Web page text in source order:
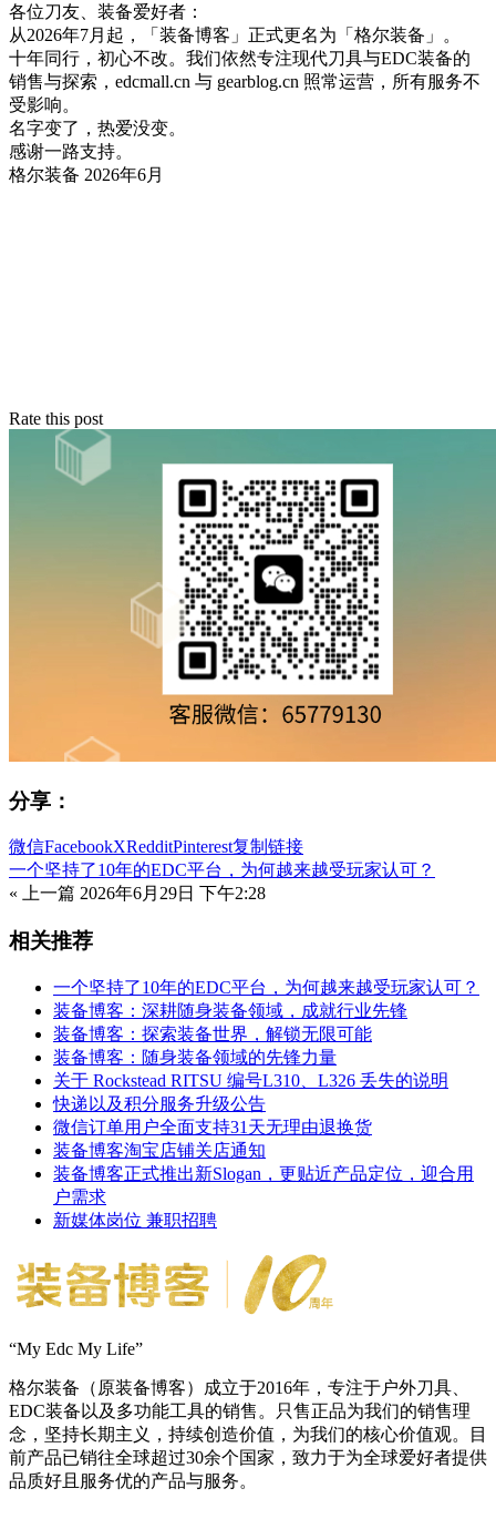
各位刀友、装备爱好者：
从2026年7月起，「装备博客」正式更名为「格尔装备」。
十年同行，初心不改。我们依然专注现代刀具与EDC装备的
销售与探索，edcmall.cn 与 gearblog.cn 照常运营，所有服务不
受影响。
名字变了，热爱没变。
感谢一路支持。
格尔装备 2026年6月
Rate this post
分享：
微信FacebookXRedditPinterest复制链接
一个坚持了10年的EDC平台，为何越来越受玩家认可？
« 上一篇 2026年6月29日 下午2:28
相关推荐
一个坚持了10年的EDC平台，为何越来越受玩家认可？
装备博客：深耕随身装备领域，成就行业先锋
装备博客：探索装备世界，解锁无限可能
装备博客：随身装备领域的先锋力量
关于 Rockstead RITSU 编号L310、L326 丢失的说明
快递以及积分服务升级公告
微信订单用户全面支持31天无理由退换货
装备博客淘宝店铺关店通知
装备博客正式推出新Slogan，更贴近产品定位，迎合用
户需求
新媒体岗位 兼职招聘
“My Edc My Life”
格尔装备（原装备博客）成立于2016年，专注于户外刀具、
EDC装备以及多功能工具的销售。只售正品为我们的销售理
念，坚持长期主义，持续创造价值，为我们的核心价值观。目
前产品已销往全球超过30余个国家，致力于为全球爱好者提供
品质好且服务优的产品与服务。